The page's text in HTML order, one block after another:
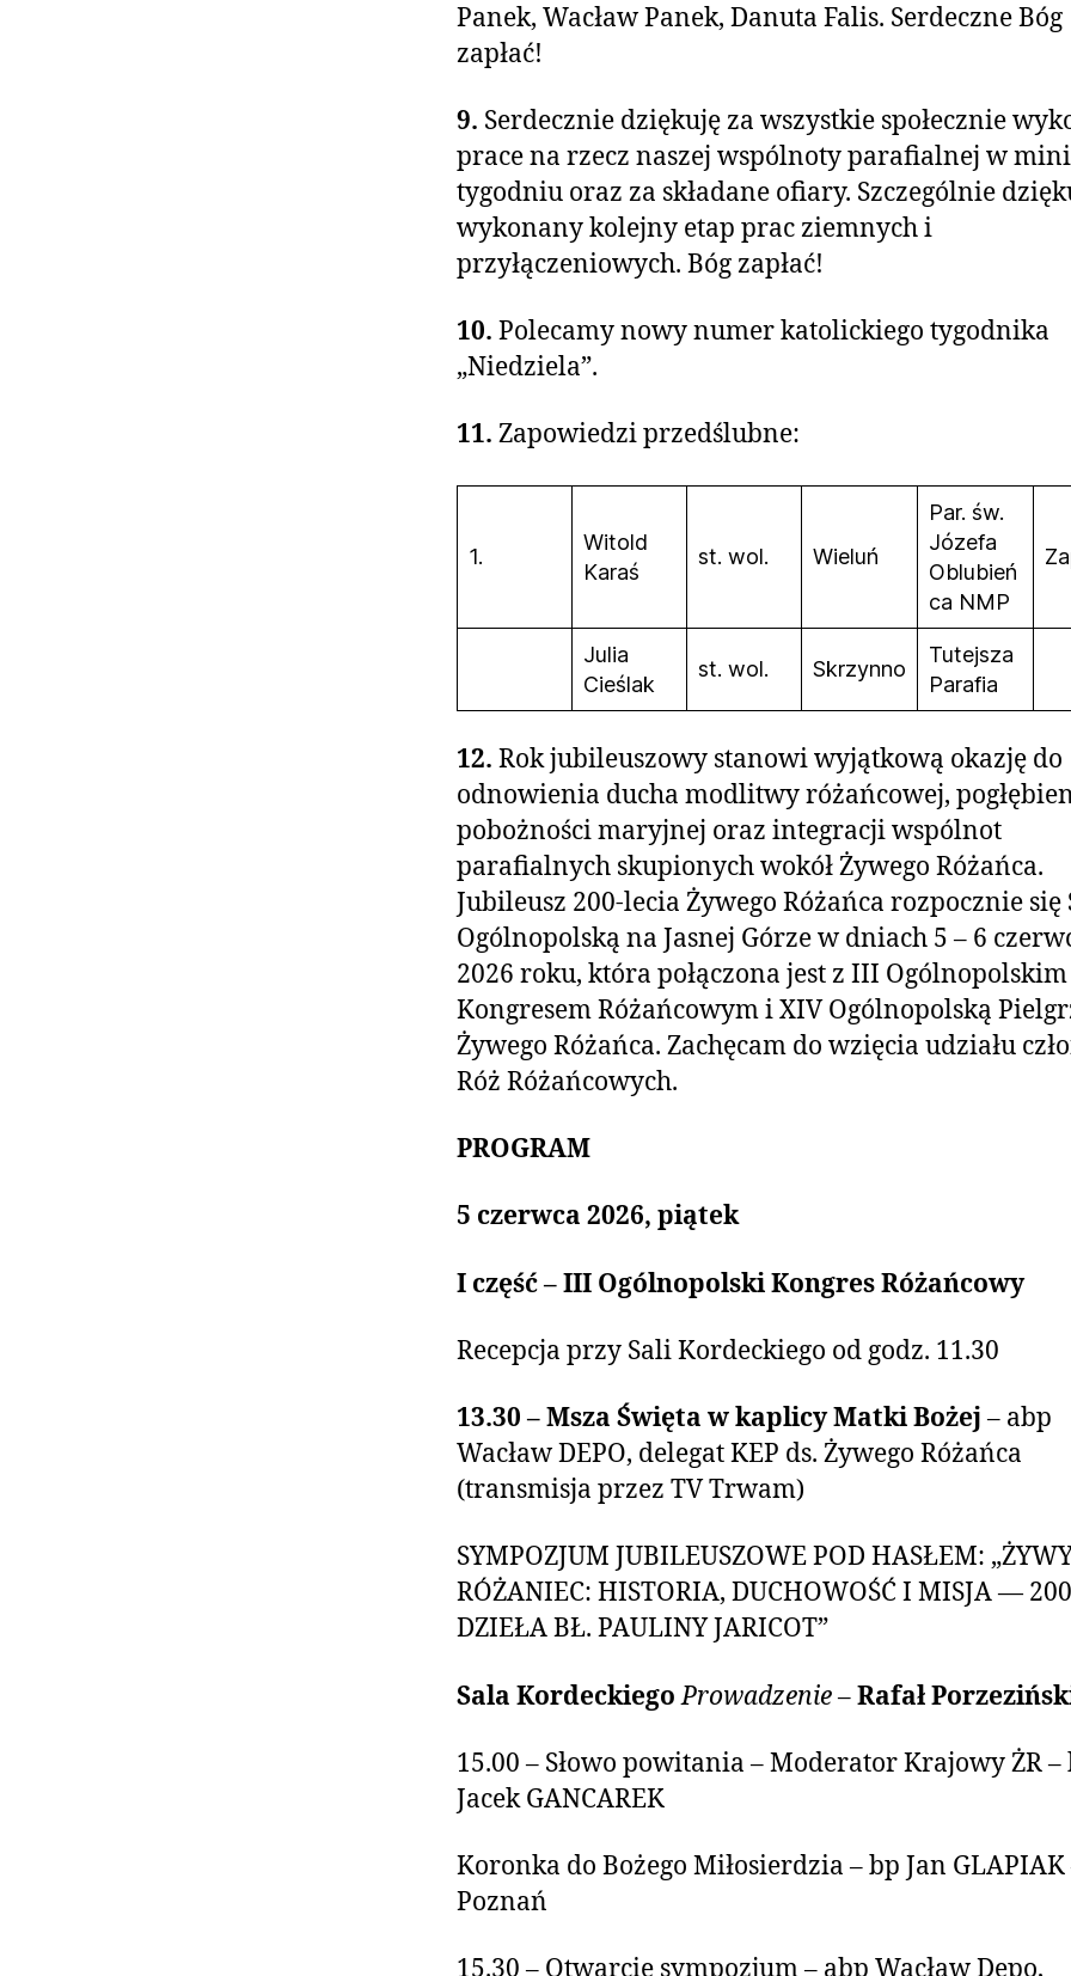
Panek, Wacław Panek, Danuta Falis. Serdeczne Bóg
zapłać!
9. Serdecznie dziękuję za wszystkie społecznie
prace na rzecz naszej wspólnoty parafialnej w
tygodniu oraz za składane ofiary. Szczególnie
wykonany kolejny etap prac ziemnych i
przyłączeniowych. Bóg zapłać!
10. Polecamy nowy numer katolickiego tygodnika
„Niedziela”.
11. Zapowiedzi przedślubne:
1.
Witold
Karaś
st. wol. Wieluń
Par. św.
Józefa
Oblubień
ca NMP
Julia
Cieślak
st. wol. Skrzynno
Tutejsza
Parafia
12. Rok jubileuszowy stanowi wyjątkową okazję do
odnowienia ducha modlitwy różańcowej,
pobożności maryjnej oraz integracji wspólnot
parafialnych skupionych wokół Żywego Różańca.
Jubileusz 200-lecia Żywego Różańca rozpocznie się
Ogólnopolską na Jasnej Górze w dniach 5 – 6
2026 roku, która połączona jest z III Ogólnopolskim
Kongresem Różańcowym i XIV Ogólnopolską
Żywego Różańca. Zachęcam do wzięcia udziału
Róż Różańcowych.
PROGRAM
5 czerwca 2026, piątek
I część – III Ogólnopolski Kongres Różańcowy
Recepcja przy Sali Kordeckiego od godz. 11.30
13.30 – Msza Święta w kaplicy Matki Bożej– abp
Wacław DEPO, delegat KEP ds. Żywego Różańca
(transmisja przez TV Trwam)
SYMPOZJUM JUBILEUSZOWE POD HASŁEM:
RÓŻANIEC: HISTORIA, DUCHOWOŚĆ I MISJA —
DZIEŁA BŁ. PAULINY JARICOT”
Sala KordeckiegoProwadzenie–Rafał
15.00 – Słowo powitania – Moderator Krajowy ŻR –
Jacek GANCAREK
Koronka do Bożego Miłosierdzia – bp Jan GLAPIAK
Poznań